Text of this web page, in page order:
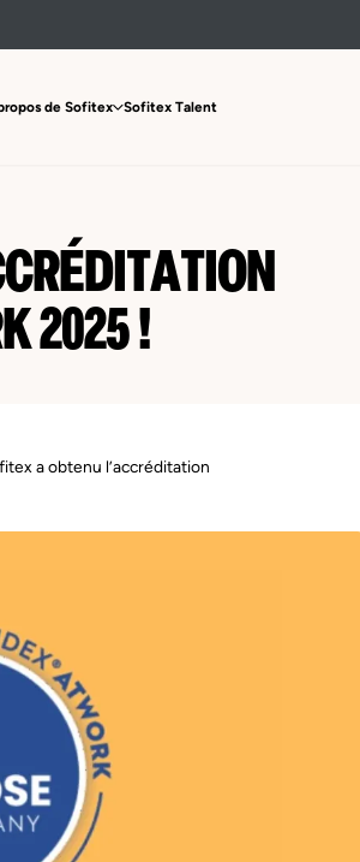
de Sofitex Sofitex Talent
2025 !
a obtenu l’accréditation